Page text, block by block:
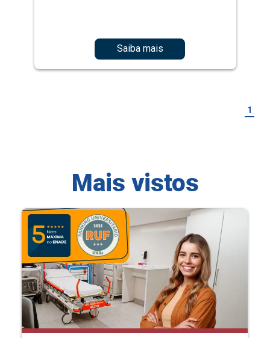
Saiba mais
1
Mais vistos